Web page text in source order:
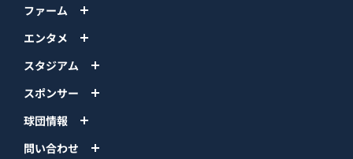
ファーム
エンタメ
スタジアム
スポンサー
球団情報
問い合わせ